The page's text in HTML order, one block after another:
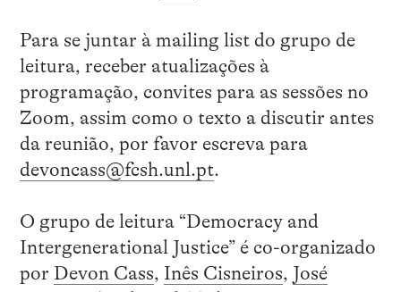
Para se juntar à mailing list do grupo de
leitura, receber atualizações à
programação, convites para as sessões no
Zoom, assim como o texto a discutir antes
da reunião, por favor escreva para
devoncass@fcsh.unl.pt.
O grupo de leitura “Democracy and
Intergenerational Justice” é co-organizado
por Devon Cass, Inês Cisneiros, José